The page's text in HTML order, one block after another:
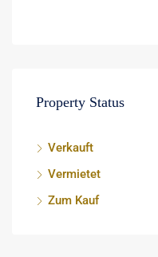
Property Status
Verkauft
Vermietet
Zum Kauf